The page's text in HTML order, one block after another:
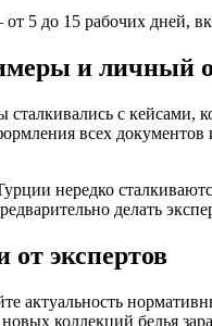
5 до 15 рабочих дней,
и личный
с кейсами,
всех
нередко
делать
от экспертов
актуальность
коллекций белья